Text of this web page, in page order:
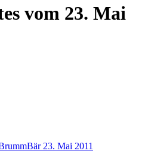
vom 23. Mai
23. Mai 2011